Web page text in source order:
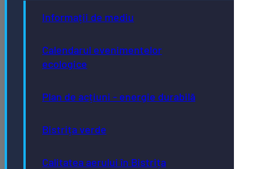
Informații de mediu
Calendarul evenimentelor
ecologice
Plan de acțiuni - energie durabilă
Bistrița verde
Calitatea aerului în Bistrița